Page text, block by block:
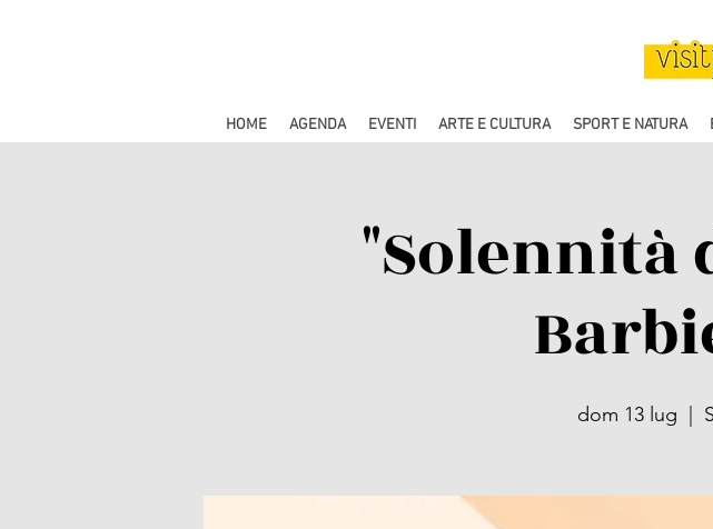
HOME AGENDA EVENTI ARTE E CULTURA SPORT E NATURA
"Solennità
dom 13 lug